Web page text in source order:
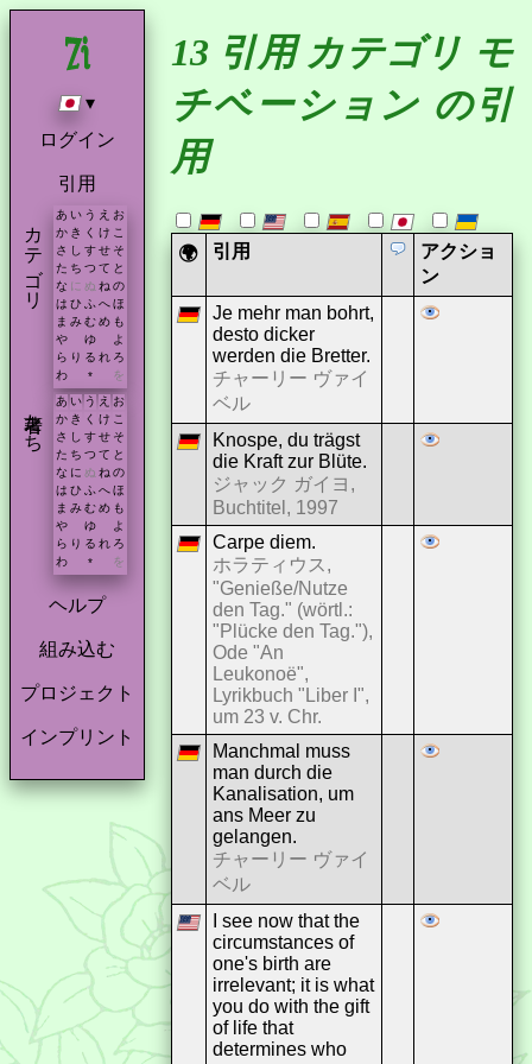
▾
ログイン
引用
カテゴリ あ い う え お
か き く け こ
さ し す せ そ
た ち つ て と
な に ぬ ね の
は ひ ふ へ ほ
ま み む め も
や
ゆ
よ
ら り る れ ろ
わ
* を
著者たち あ い う え お
か き く け こ
さ
し す せ そ
た ち つ て と
な に ぬ ね の
は ひ ふ へ ほ
ま み む め も
や
ゆ
よ
ら り る れ ろ
わ
* を
ヘルプ
組み込む
プロジェクト
インプリント
13 引用 カテゴリ モ
チベーション の引
用
🌍 引用
アクショ
ン
Je mehr man bohrt,
desto dicker
werden die Bretter.
チャーリー ヴァイ
ベル
Knospe, du trägst
die Kraft zur Blüte.
ジャック ガイヨ,
Buchtitel, 1997
Carpe diem.
ホラティウス,
"Genieße/Nutze
den Tag." (wörtl.:
"Plücke den Tag."),
Ode "An
Leukonoë",
Lyrikbuch "Liber I",
um 23 v. Chr.
Manchmal muss
man durch die
Kanalisation, um
ans Meer zu
gelangen.
チャーリー ヴァイ
ベル
I see now that the
circumstances of
one's birth are
irrelevant; it is what
you do with the gift
of life that
determines who